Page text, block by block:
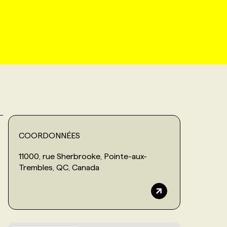
COORDONNÉES
11000, rue Sherbrooke, Pointe-aux-
Trembles, QC, Canada